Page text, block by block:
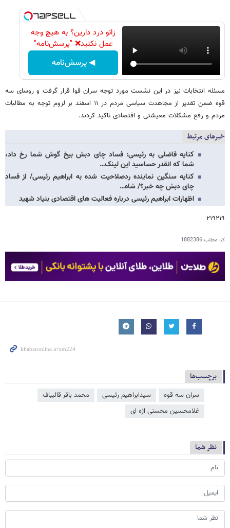
زانو درد دارین؟ به هیچ وجه
عمل نکنید❌ "پرسش‌نامه"
◀ پرسش‌نامه
مسئله انتخابات نیز در این نشست مورد توجه سران قوا قرار گرفت و روسای سه
قوه ضمن تقدیر از مجاهدت سیاسی مردم در ۱۱ اسفند بر لزوم توجه به مطالبات
مردم و رفع مشکلات معیشتی و اقتصادی تاکید کردند.
خبرهای مرتبط
کنایه فاضلی به رئیسی: فساد چای دبش بیخ گوش شما رخ داد،
شما که انقدر حساسید این لینک…
کنایه‌ سنگین نماینده ردصلاحیت شده به ابراهیم رئیسی/ از فساد
چای دبش چه خبر؟/ شاه…
اظهارات ابراهیم رئیسی درباره فعالیت های اقتصادی بنیاد شهید
۲۱۹۲۱۹
کد مطلب1882386
برچسب‌ها
سران سه قوه سیدابراهیم رئیسی
محمد باقر قالیباف
غلامحسین محسنی اژه‌ ای
نظر شما